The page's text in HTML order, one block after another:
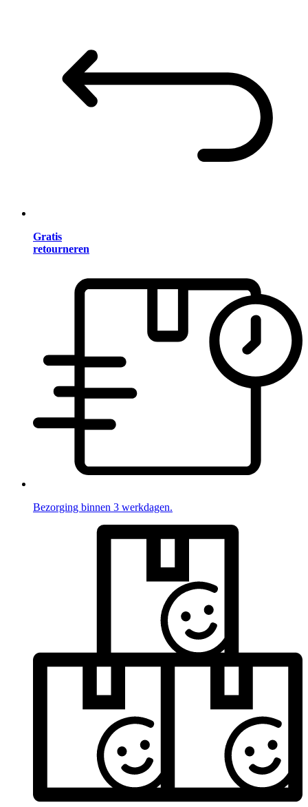
Gratis
retourneren
Bezorging binnen 3 werkdagen.